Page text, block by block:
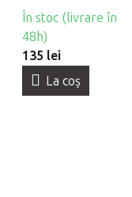
terapie cu
ventuze Fabulo -
cu perete gros -
set de 16 buc
În stoc (livrare în
48h)
135 lei
La coş